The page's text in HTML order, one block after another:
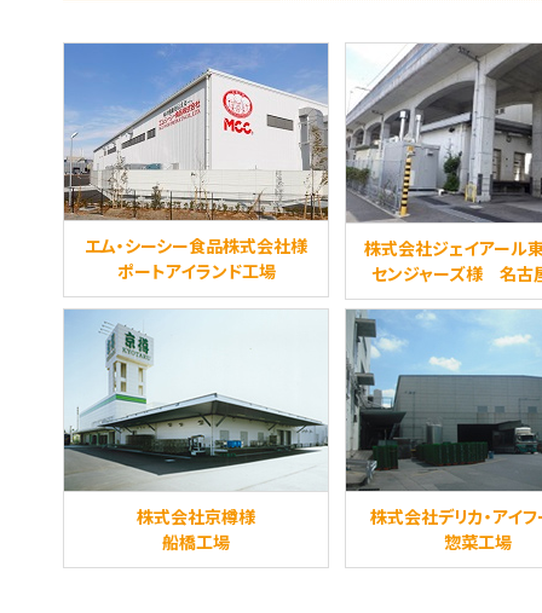
エム・シーシー食品株式会社様
ポートアイランド工場
株式会社ジェイアール
センジャーズ様 名古
株式会社京樽様
船橋工場
株式会社デリカ・アイ
惣菜工場